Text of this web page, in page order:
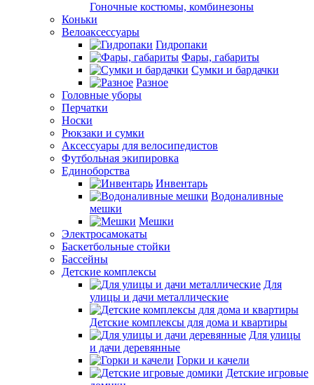
Гоночные костюмы, комбинезоны
Коньки
Велоаксессуары
Гидропаки
Фары, габариты
Сумки и бардачки
Разное
Головные уборы
Перчатки
Носки
Рюкзаки и сумки
Аксессуары для велосипедистов
Футбольная экипировка
Единоборства
Инвентарь
Водоналивные
мешки
Мешки
Электросамокаты
Баскетбольные стойки
Бассейны
Детские комплексы
Для
улицы и дачи металлические
Детские комплексы для дома и квартиры
Для улицы
и дачи деревянные
Горки и качели
Детские игровые